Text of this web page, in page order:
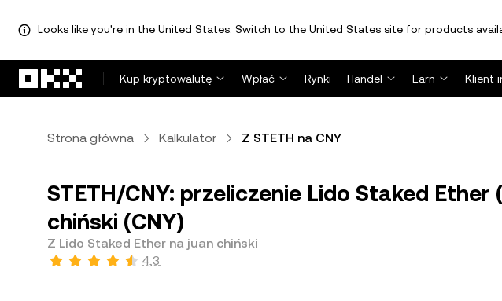
Looks like you're in the United States. Switch to the United States site for products
Kup kryptowalutę
Wpłać Rynki Handel Earn Klient
Strona główna Kalkulator Z STETH na CNY
STETH/CNY: przeliczenie Lido Staked Ether
chiński (CNY)
Z Lido Staked Ether na juan chiński
4,3